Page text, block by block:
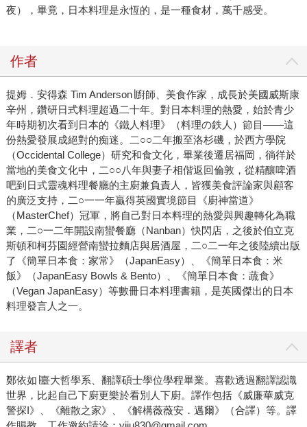
夜），畢竟，日本料理是永恆的，是一種食材，萬千感受。
作者
提姆．安得森 Tim Anderson∣廚師、美食作家，成長於美國威斯康
辛州，鑽研日式料理超過二十年。對日本料理的熱愛，始於青少
年時期初次看到日本的《鐵人料理》（料理の鉄人）節目——這
份熱愛發展成絕對的痴迷。二○○二年搬至洛杉磯，於西方學院
（Occidental College）研究和食文化，畢業後遷居福岡，徜徉於
當地的美食文化中，二○○八年與妻子相偕返回倫敦，從精釀啤酒
吧到日式靈魂料理餐廳的主廚兼負責人，皆獲美食評論家與顧客
的廣泛支持，二○一一年贏得英國實境節目《廚神當道》
（MasterChef）冠軍，將自己對日本料理的熱愛與興趣轉化為職
業，二○一二年開設南蠻餐廳（Nanban）快閃店，之後於伯立克
斯頓和柯芬園經營南蠻拉麵店與居酒屋，二○二一年之後陸續出版
了《簡單日本食：家常》（JapanEasy）、《簡單日本食：米
飯》（JapanEasy Bowls & Bento）、《簡單日本食：蔬食》
（Vegan JapanEasy）等數冊日本料理書籍，是英國傑出的日本
料理發言人之一。
譯者
鄭依如∣臺大哲學系、翻譯碩士學位學程畢業。喜歡透過翻譯認識
世界，比起自己下廚更樂於看別人下廚。譯作包括《威廉華威克
警探I》、《離散之家》、《解構薇薇安．邁爾》（合譯）等。譯